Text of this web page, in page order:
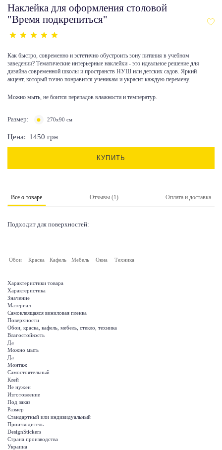
Наклейка для оформления столовой
"Время подкрепиться"
Как быстро, современно и эстетично обустроить зону питания в учебном
заведении? Тематические интерьерные наклейки - это идеальное решение для
дизайна современной школы и пространств НУШ или детских садов. Яркий
акцент, который точно понравится ученикам и украсит каждую перемену.
Можно мыть, не боится перепадов влажности и температур.
Размер: 270х90 см
Цена: 1450 грн
КУПИТЬ
Все о товаре Отзывы (1) Оплата и доставка
Подходит для поверхностей:
Обои Краска Кафель Мебель Окна Техника
Характеристики товара
Характеристика
Значение
Материал
Самоклеящаяся виниловая пленка
Поверхности
Обои, краска, кафель, мебель, стекло, техника
Влагостойкость
Да
Можно мыть
Да
Монтаж
Самостоятельный
Клей
Не нужен
Изготовление
Под заказ
Размер
Стандартный или индивидуальный
Производитель
DesignStickers
Страна производства
Украина